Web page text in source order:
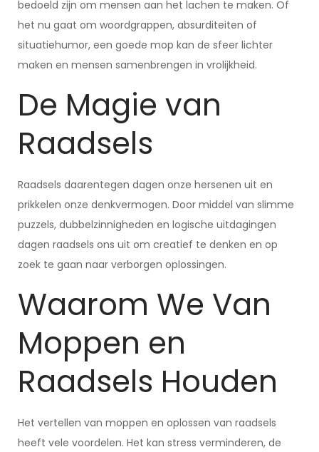
bedoeld zijn om mensen aan het lachen te maken. Of
het nu gaat om woordgrappen, absurditeiten of
situatiehumor, een goede mop kan de sfeer lichter
maken en mensen samenbrengen in vrolijkheid.
De Magie van
Raadsels
Raadsels daarentegen dagen onze hersenen uit en
prikkelen onze denkvermogen. Door middel van slimme
puzzels, dubbelzinnigheden en logische uitdagingen
dagen raadsels ons uit om creatief te denken en op
zoek te gaan naar verborgen oplossingen.
Waarom We Van
Moppen en
Raadsels Houden
Het vertellen van moppen en oplossen van raadsels
heeft vele voordelen. Het kan stress verminderen, de